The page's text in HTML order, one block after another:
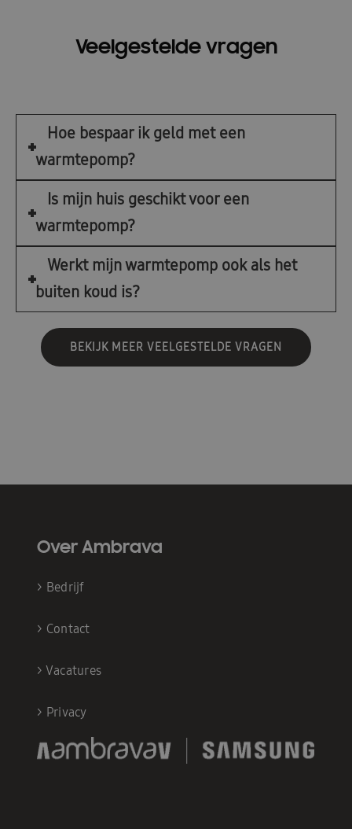
Veelgestelde vragen
Hoe bespaar ik geld met een
warmtepomp?
Is mijn huis geschikt voor een
warmtepomp?
Werkt mijn warmtepomp ook als het
buiten koud is?
BEKIJK MEER VEELGESTELDE VRAGEN
Over Ambrava
> Bedrijf
> Contact
> Vacatures
> Privacy